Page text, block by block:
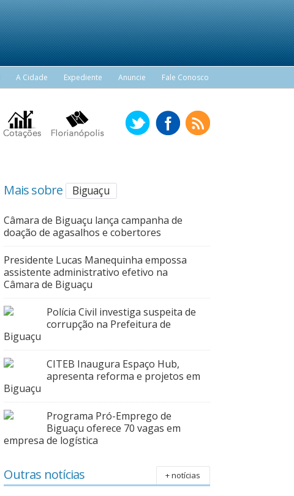
A Cidade Expediente Anuncie Fale Conosco
Mais sobre Biguaçu
Câmara de Biguaçu lança campanha de
doação de agasalhos e cobertores
Presidente Lucas Manequinha empossa
assistente administrativo efetivo na
Câmara de Biguaçu
Polícia Civil investiga suspeita de
corrupção na Prefeitura de
Biguaçu
CITEB Inaugura Espaço Hub,
apresenta reforma e projetos em
Biguaçu
Programa Pró-Emprego de
Biguaçu oferece 70 vagas em
empresa de logística
Outras notícias + notícias